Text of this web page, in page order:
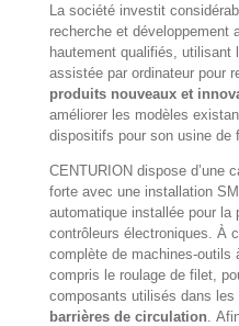
La société investit
recherche et développement
hautement qualifiés, utilisant
assistée par ordinateur pour
produits nouveaux et
améliorer les modèles
dispositifs pour son usine de
CENTURION dispose d’une
forte avec une installation
automatique installée pour la
contrôleurs électroniques. À
complète de machines-outils
compris le roulage de filet,
composants utilisés dans les
barrières de circulation .